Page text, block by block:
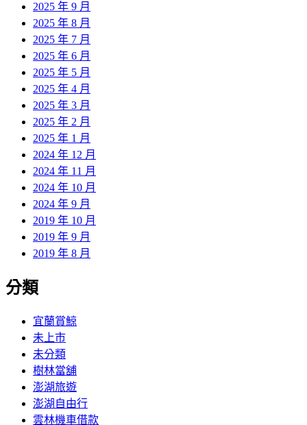
2025 年 9 月
2025 年 8 月
2025 年 7 月
2025 年 6 月
2025 年 5 月
2025 年 4 月
2025 年 3 月
2025 年 2 月
2025 年 1 月
2024 年 12 月
2024 年 11 月
2024 年 10 月
2024 年 9 月
2019 年 10 月
2019 年 9 月
2019 年 8 月
分類
宜蘭賞鯨
未上市
未分類
樹林當舖
澎湖旅遊
澎湖自由行
雲林機車借款